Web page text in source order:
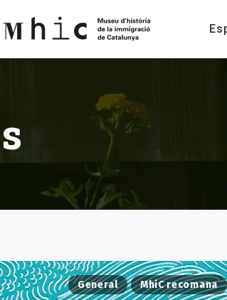
General MhiC recomana